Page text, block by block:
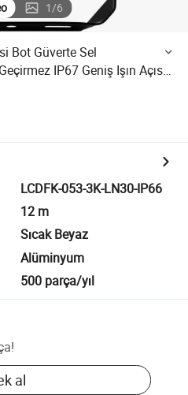
1/6
Bot Güverte Sel
IP67 Geniş Işın Açısı
5700K Güvenlik Çalışma
LCDFK-053-3K-LN30-IP66
12 m
Sıcak Beyaz
Alüminyum
500 parça/yıl
!
al